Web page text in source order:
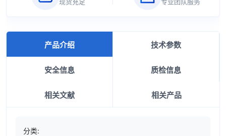
产品介绍 技术参数
安全信息 质检信息
相关文献 相关产品
分类: